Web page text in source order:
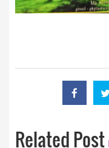
Related Post